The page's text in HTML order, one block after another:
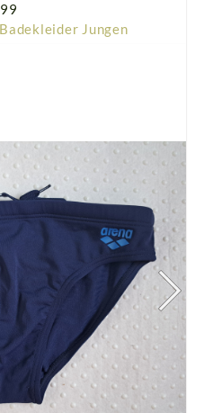
Badekleider Jungen